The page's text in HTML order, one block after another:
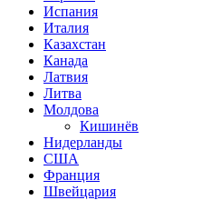
Испания
Италия
Казахстан
Канада
Латвия
Литва
Молдова
Кишинёв
Нидерланды
США
Франция
Швейцария